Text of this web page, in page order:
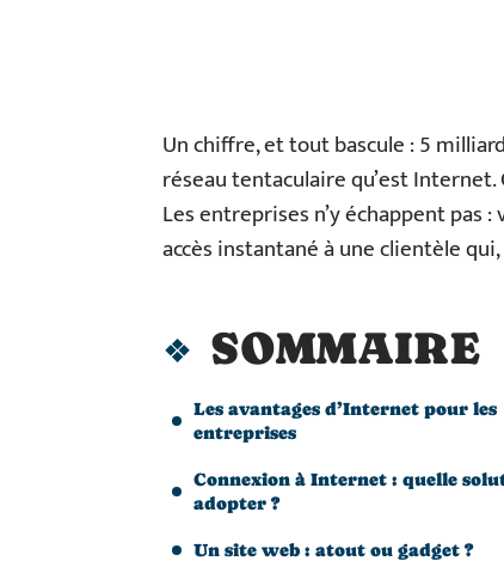
Un chiffre, et tout bascule : 5
réseau tentaculaire qu’est
Les entreprises n’y échappent pas
accès instantané à une clientèle
SOMMAIRE
Les avantages d’Internet pour les
entreprises
Connexion à Internet : quelle
adopter ?
Un site web : atout ou gadget ?